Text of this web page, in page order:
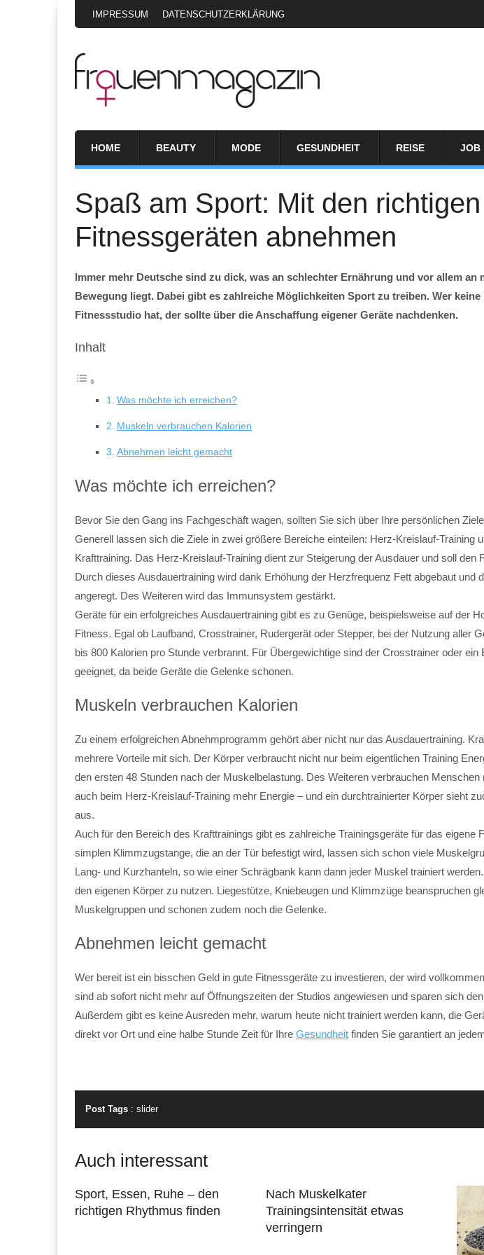
IMPRESSUM DATENSCHUTZERKLÄRUNG
HOME BEAUTY MODE GESUNDHEIT REISE JOB
Spaß am Sport: Mit den richtigen
Fitnessgeräten abnehmen
Immer mehr Deutsche sind zu dick, was an schlechter Ernährung und vor allem an
Bewegung liegt. Dabei gibt es zahlreiche Möglichkeiten Sport zu treiben. Wer
Fitnessstudio hat, der sollte über die Anschaffung eigener Geräte nachdenken.
Inhalt
Was möchte ich erreichen?
Muskeln verbrauchen Kalorien
Abnehmen leicht gemacht
Was möchte ich erreichen?
Bevor Sie den Gang ins Fachgeschäft wagen, sollten Sie sich über Ihre persönlichen
Generell lassen sich die Ziele in zwei größere Bereiche einteilen: Herz-Kreislauf-Training
Krafttraining. Das Herz-Kreislauf-Training dient zur Steigerung der Ausdauer und soll den
Durch dieses Ausdauertraining wird dank Erhöhung der Herzfrequenz Fett abgebaut und
angeregt. Des Weiteren wird das Immunsystem gestärkt.
Geräte für ein erfolgreiches Ausdauertraining gibt es zu Genüge, beispielsweise auf der
Fitness. Egal ob Laufband, Crosstrainer, Rudergerät oder Stepper, bei der Nutzung aller
bis 800 Kalorien pro Stunde verbrannt. Für Übergewichtige sind der Crosstrainer oder ein
geeignet, da beide Geräte die Gelenke schonen.
Muskeln verbrauchen Kalorien
Zu einem erfolgreichen Abnehmprogramm gehört aber nicht nur das Ausdauertraining.
mehrere Vorteile mit sich. Der Körper verbraucht nicht nur beim eigentlichen Training
den ersten 48 Stunden nach der Muskelbelastung. Des Weiteren verbrauchen
auch beim Herz-Kreislauf-Training mehr Energie – und ein durchtrainierter Körper sieht
aus.
Auch für den Bereich des Krafttrainings gibt es zahlreiche Trainingsgeräte für das eigene
simplen Klimmzugstange, die an der Tür befestigt wird, lassen sich schon viele
Lang- und Kurzhanteln, so wie einer Schrägbank kann dann jeder Muskel trainiert
den eigenen Körper zu nutzen. Liegestütze, Kniebeugen und Klimmzüge beanspruchen
Muskelgruppen und schonen zudem noch die Gelenke.
Abnehmen leicht gemacht
Wer bereit ist ein bisschen Geld in gute Fitnessgeräte zu investieren, der wird
sind ab sofort nicht mehr auf Öffnungszeiten der Studios angewiesen und sparen sich
Außerdem gibt es keine Ausreden mehr, warum heute nicht trainiert werden kann, die
direkt vor Ort und eine halbe Stunde Zeit für Ihre Gesundheit finden Sie garantiert an
Post Tags : slider
Auch interessant
Sport, Essen, Ruhe – den
richtigen Rhythmus finden
Nach Muskelkater
Trainingsintensität etwas
verringern